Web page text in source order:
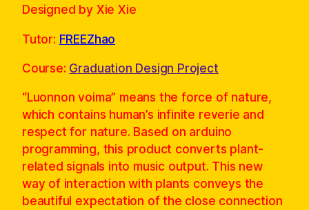
Designed by Xie Xie
Tutor: FREEZhao
Course: Graduation Design Project
“Luonnon voima” means the force of nature,
which contains human’s infinite reverie and
respect for nature. Based on arduino
programming, this product converts plant-
related signals into music output. This new
way of interaction with plants conveys the
beautiful expectation of the close connection